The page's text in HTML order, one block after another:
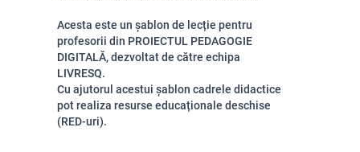
Acesta este un șablon de lecție pentru
profesorii din PROIECTUL PEDAGOGIE
DIGITALĂ, dezvoltat de către echipa
LIVRESQ.
Cu ajutorul acestui șablon cadrele didactice
pot realiza resurse educaționale deschise
(RED-uri).